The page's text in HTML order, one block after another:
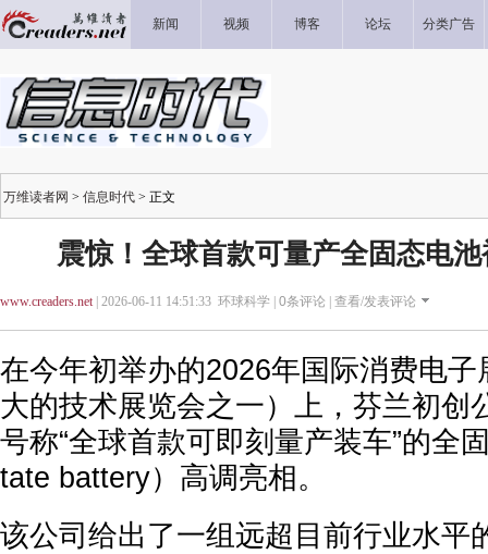
新闻 视频 博客 论坛 分类广告
万维读者网 > 信息时代 > 正文
震惊！全球首款可量产全固态电
www.creaders.net| 2026-06-11 14:51:33 环球科学 | 0条评论 | 查看/发表评论
在今年初举办的2026年国际消费电
大的技术展览会之一）上，芬兰初创
号称“全球首款可即刻量产装车”的全
tate battery）高调亮相。
该公司给出了一组远超目前行业水平